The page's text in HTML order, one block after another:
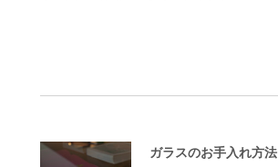
ガラスのお手入れ方法